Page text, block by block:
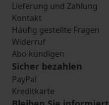
Lieferung und Zahlung
Kontakt
Häufig gestellte Fragen
Widerruf
Abo kündigen
Sicher bezahlen
PayPal
Kreditkarte